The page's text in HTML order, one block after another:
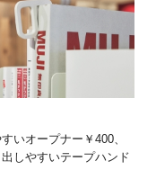
いオープナー￥400、
しやすいテープハンド